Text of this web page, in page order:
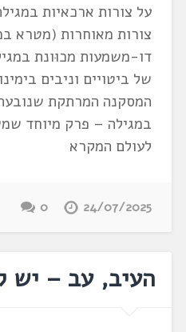
על צורות ארכאיות
צורות מאוחרות (מטרא
דו-משמעות מכוּונת
של ביטויים וניבים
המסקנה המרתקת
במגילה – פרק מיוחד
לעולם המקרא
24/07/2025
0
העיב, עב – יש